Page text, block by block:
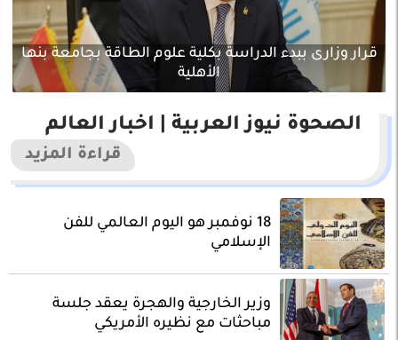
قرار وزارى ببدء الدراسة بكلية علوم الطاقة بجامعة بنها
الأهلية
الصحوة نيوز العربية | اخبار العالم
قراءة المزيد
18 نوفمبر هو اليوم العالمي للفن
الإسلامي
وزير الخارجية والهجرة يعقد جلسة
مباحثات مع نظيره الأمريكي